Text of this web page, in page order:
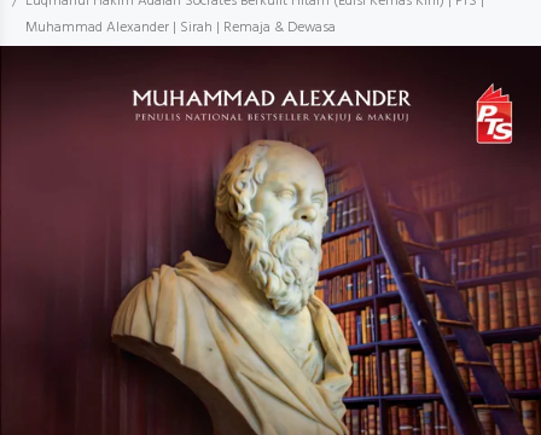
Muhammad Alexander | Sirah | Remaja & Dewasa